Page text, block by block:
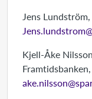
Jens
Kjell-Åke